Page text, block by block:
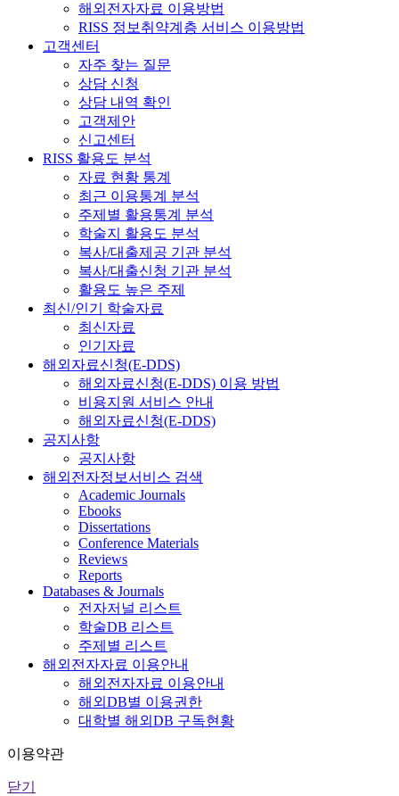
해외전자자료 이용방법
RISS 정보취약계층 서비스 이용방법
고객센터
자주 찾는 질문
상담 신청
상담 내역 확인
고객제안
신고센터
RISS 활용도 분석
자료 현황 통계
최근 이용통계 분석
주제별 활용통계 분석
학술지 활용도 분석
복사/대출제공 기관 분석
복사/대출신청 기관 분석
활용도 높은 주제
최신/인기 학술자료
최신자료
인기자료
해외자료신청(E-DDS)
해외자료신청(E-DDS) 이용 방법
비용지원 서비스 안내
해외자료신청(E-DDS)
공지사항
공지사항
해외전자정보서비스 검색
Academic Journals
Ebooks
Dissertations
Conference Materials
Reviews
Reports
Databases & Journals
전자저널 리스트
학술DB 리스트
주제별 리스트
해외전자자료 이용안내
해외전자자료 이용안내
해외DB별 이용권한
대학별 해외DB 구독현황
이용약관
닫기